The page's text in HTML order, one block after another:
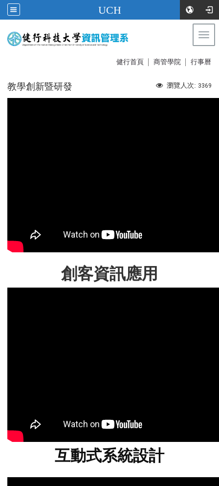
UCH
健行首頁 商管學院 行事曆
瀏覽人次: 3369
教學創新暨研發
創客資訊應用
互動式系統設計